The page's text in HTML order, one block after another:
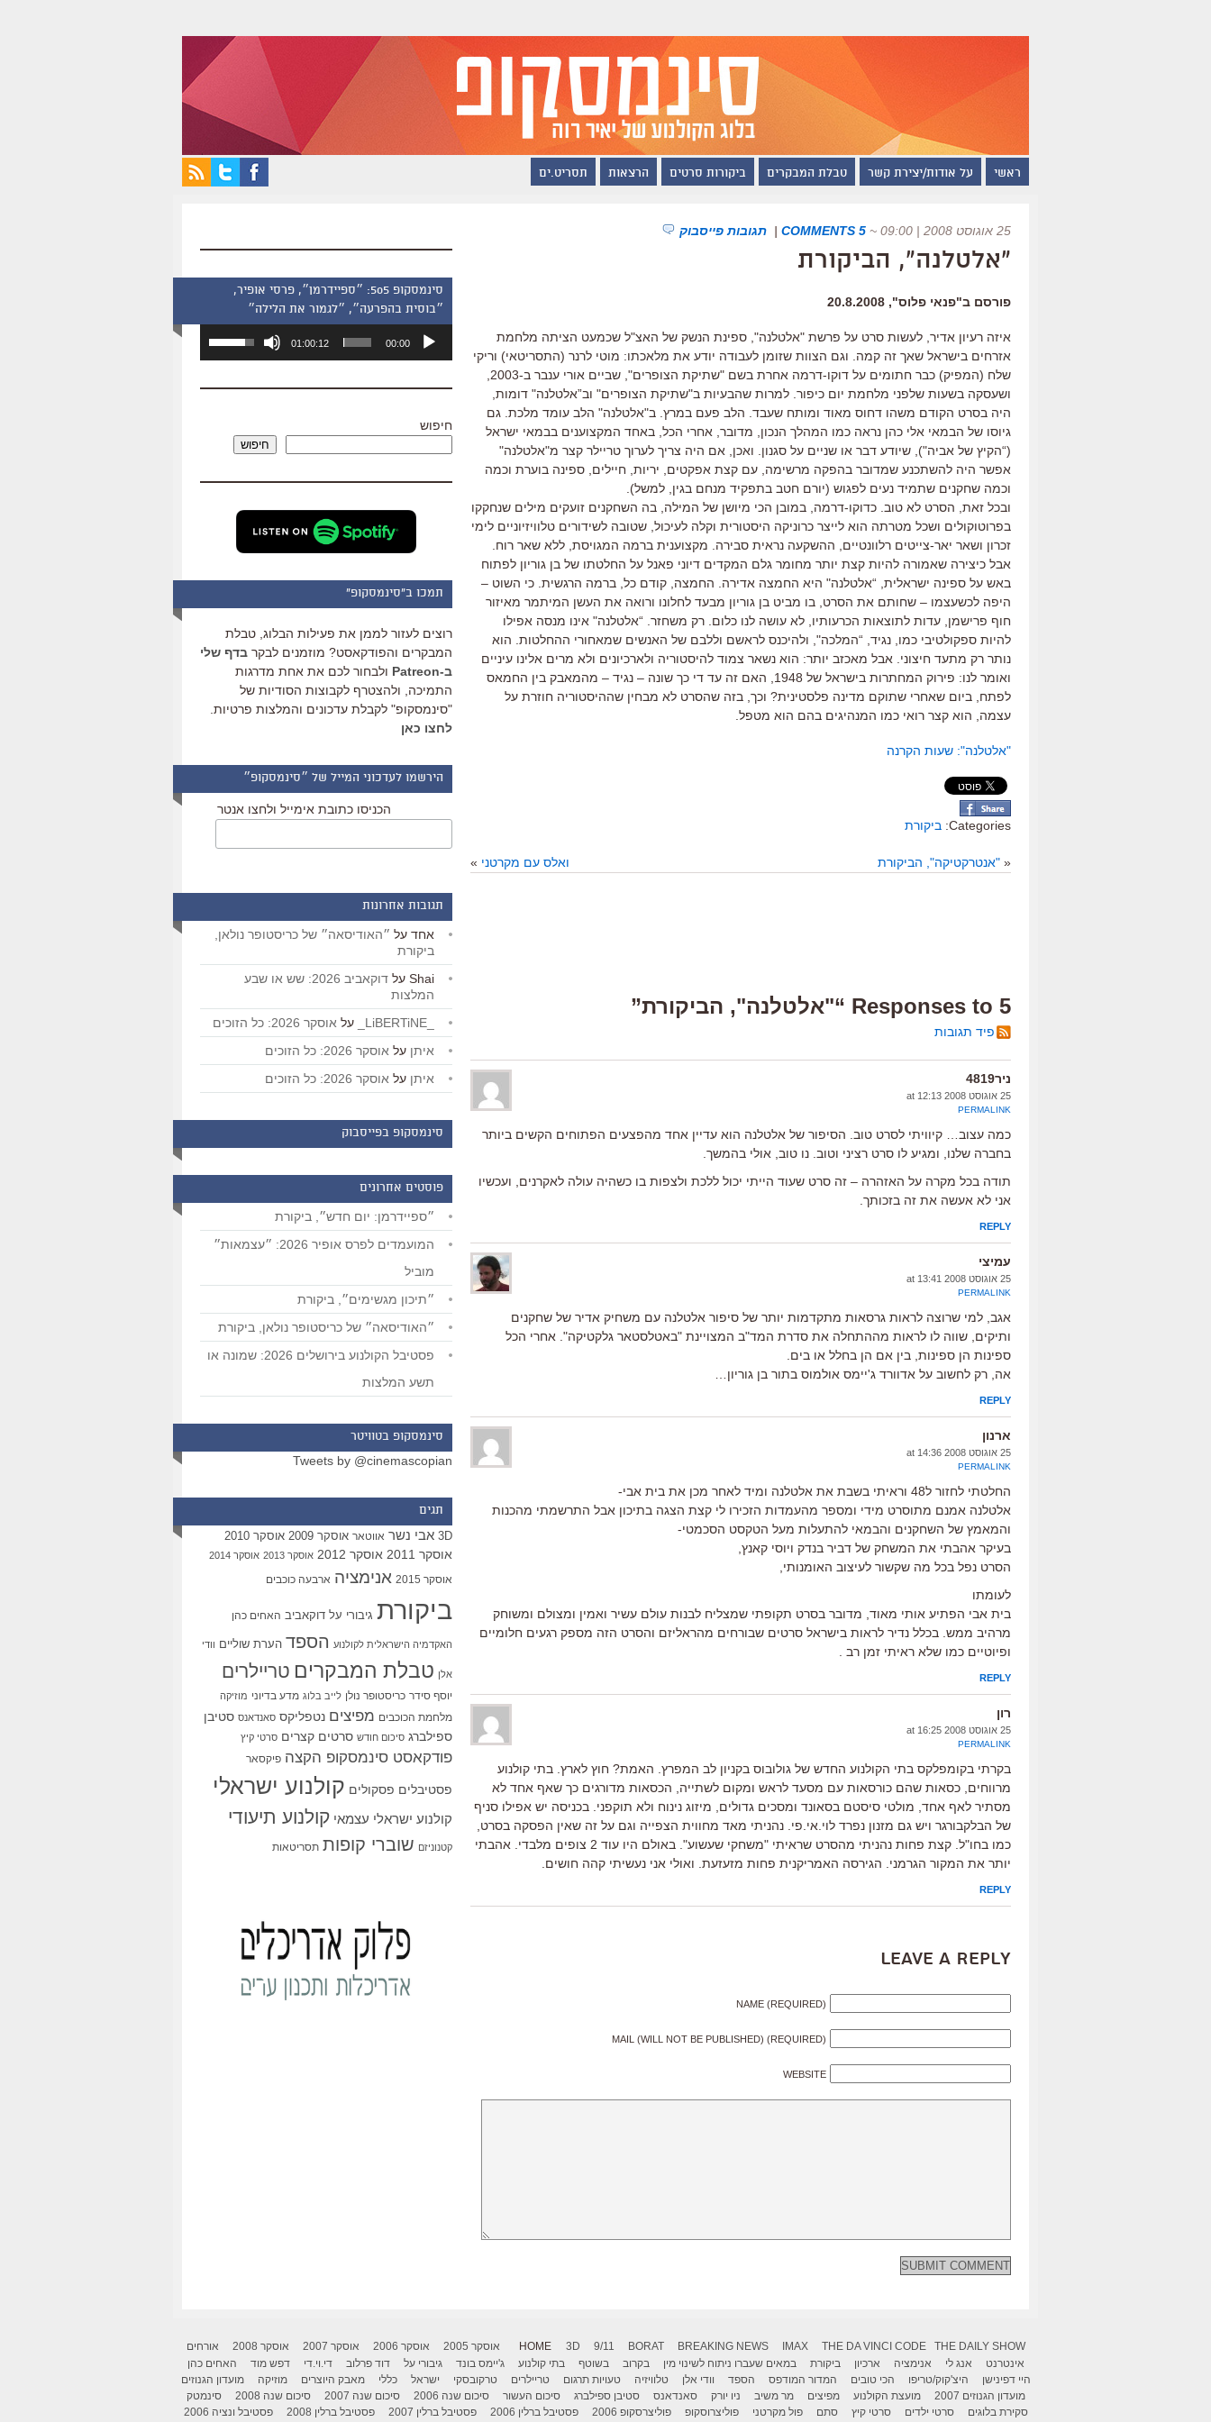
ראשי על אודות/יצירת קשר טבלת המבקרים ביקורות סרטים הרצאות תסריט.ים
25 אוגוסט 2008 | 09:00 ~
5 COMMENTS
| תגובות פייסבוק
"אלטלנה", הביקורת
פורסם ב"פנאי פלוס", 20.8.2008
איזה רעיון אדיר, לעשות סרט על פרשת "אלטלנה", ספינת הנשק של האצ"ל שכמעט הציתה מלחמת
אזרחים בישראל שאך זה קמה. וגם הצוות שזומן לעבודה יודע את מלאכתו: מוטי לרנר (התסריטאי) וריקי
ושעסקה בשעות שלפני מלחמת יום כיפור. למרות שהבעיות ב"שתיקת הצופרים" וב”אלטלנה" דומות,
היה בסרט הקודם משהו דחוס מאוד ומותח שעבד. הלב פעם במרץ. ב"אלטלנה" הלב עומד מלכת. גם
גיוסו של הבמאי אלי כהן נראה כמו המהלך הנכון, מדובר, אחרי הכל, באחד המקצוענים בבמאי ישראל
(“הקיץ של אביה"), שיודע דבר או שניים על סגנון. ואכן, אם היה צריך לערוך טריילר קצר מ"אלטלנה"
אפשר היה להשתכנע שמדובר בהפקה מרשימה, עם קצת אפקטים, יריות, חיילים, ספינה בוערת וכמה
וכמה שחקנים שתמיד נעים לפגוש (יורם חטב בתפקיד מנחם בגין, למשל).
ובכל זאת, הסרט לא טוב. כדוקו-דרמה, במובן הכי מיושן של המילה, בה השחקנים זועקים מילים שנחקקו
בפרוטוקולים ושכל מטרתה הוא לייצר כרוניקה היסטורית וקלה לעיכול, שטובה לשידורים טלוויזיוניים לימי
זכרון ושאר יאר-צייטים רלוונטיים, ההשקעה נראית סבירה. מקצוענית ברמה המגויסת, ללא שאר רוח.
אבל כיצירה שאמורה להיות קצת יותר מחומר גלם המקדים דיוני פאנל על החלטתו של בן גוריון לפתוח
באש על ספינה ישראלית, “אלטלנה" היא החמצה אדירה. החמצה, קודם כל, ברמה הרגשית. כי השוט –
היפה לכשעצמו – שחותם את הסרט, בו מביט בן גוריון מבעד לחלונו ורואה את העשן המיתמר מאיזור
חוף פרישמן, עדות לתוצאות הכרעותיו, לא עושה לנו כלום. רק משחזר. “אלטלנה" אינו מנסה אפילו
להיות ספקולטיבי כמו, נגיד, “המלכה", ולהיכנס לראשם וללבם של האנשים שמאחורי ההחלטות. הוא
נותר רק מתעד חיצוני. אבל מאכזב יותר: הוא נשאר צמוד להיסטוריה ולארכיונים ולא מרים אלינו עיניים
ואומר לנו: פירוק המחתרות בישראל של 1948, האם זה עד די כך שונה – נגיד – מהמאבק בין החמאס
לפתח, ביום שאחרי שתוקם מדינה פלסטינית? וכך, בזה שהסרט לא מבחין שההיסטוריה חוזרת על
עצמה, הוא קצר רואי כמו המנהיגים בהם הוא מטפל.
"אלטלנה": שעות הקרנה
Categories: ביקורת
« "אנטרקטיקה", הביקורת ואלס עם מקרטני »
5 Responses to “"אלטלנה", הביקורת”
פיד תגובות
ניר4819
25 אוגוסט 2008 at 12:13
PERMALINK
כמה עצוב… קיוויתי לסרט טוב. הסיפור של אלטלנה הוא עדיין אחד מהפצעים הפתוחים הקשים ביותר
בחברה שלנו, ומגיע לו סרט רציני וטוב. נו טוב, אולי בהמשך.
תודה בכל מקרה על האזהרה – זה סרט שעוד הייתי יכול ללכת ולצפות בו כשהיה עולה לאקרנים, ועכשיו
אני לא אעשה את זה בזכותך.
REPLY
עמיצי
25 אוגוסט 2008 at 13:41
PERMALINK
אגב, למי שרוצה לראות גרסאות מתקדמות יותר של סיפור אלטלנה עם משחיק אדיר של שחקנים
ותיקים, שווה לו לראות מההתחלה את סדרת המד"ב המצויינת "באטלסטאר גלקטיקה". אחרי הכל
ספינות הן ספינות, בין אם הן בחלל או בים.
אה, רק לחשוב על אדוורד ג'יימס אולמוס בתור בן גוריון…
REPLY
ארנון
25 אוגוסט 2008 at 14:36
PERMALINK
החלטתי לחזור ל48 וראיתי בשבת את אלטלנה ומיד לאחר מכן את בית אבי-
אלטלנה אמנם מתוסרט מידי ומספר מהעמדות הזכירו לי קצת הצגה בתיכון אבל התרשמתי מהכנות
והמאמץ של השחקנים והבמאי להתעלות מעל הטקסט הסכמטי-
בעיקר אהבתי את המשחק של דביר בנדק ויוסי קאנץ,
הסרט נפל בכל מה שקשור לעיצוב האומנותי,
לעומתו
בית אבי הפתיע אותי מאוד, מדובר בסרט תקופתי שמצליח לבנות עולם עשיר ואמין ומצולם ומשוחק
מרהיב ממש. בכלל נדיר לראות בישראל סרטים שבורחים מהראליזם והסרט הזה מספק רגעים חלומיים
ופיוטיים כמו שלא ראיתי זמן רב .
REPLY
רון
25 אוגוסט 2008 at 16:25
PERMALINK
בקרתי בקומפלקס בתי הקולנוע החדש של גולובוס בקניון לב המפרץ. האמת? חוץ לארץ. בתי קולנוע
מרווחים, כסאות שהם כורסאות עם מסעד לראש ומקום לשתייה, הכסאות מדורגים כך שאף אחד לא
מסתיר לאף אחד, מולטי סיסטם בסאונד ומסכים גדולים, מיזוג נינוח ולא תוקפני. בכניסה יש אפילו סניף
של הבלקבורגר ויש גם מזנון נפרד לוי.אי.פי. נהניתי מאד מחווית הצפייה וגם על זה שאין הפסקה בסרט,
כמו בחו"ל. קצת פחות נהניתי מהסרט שראיתי "משחקי שעשוע". באולם היו עוד 2 צופים מלבדי. אהבתי
יותר את המקור הגרמני. הגירסה האמריקנית פחות מזעזעת. ואולי אני נעשיתי קהה חושים.
REPLY
Leave a Reply
NAME (REQUIRED)
MAIL (WILL NOT BE PUBLISHED) (REQUIRED)
WEBSITE
סינמסקופ 505: ״ספיידרמן״, פרסי אופיר,
״בוסית בהפרעה״, ״לגמור את הלילה״
אודיו
00:00
01:00:12
השתמש
כדי
שמע.
חיפוש
חיפוש
תמכו ב"סינמסקופ"
רוצים לעזור לממן את פעילות הבלוג, טבלת
המבקרים והפודקאסט? מוזמנים לבקר בדף שלי
ב-Patreon
ולבחור לכם את אחת מדרגות
התמיכה, ולהצטרף לקבוצות הסודיות של
"סינמסקופ" לקבלת עדכונים והמלצות פרטיות.
לחצו כאן
הירשמו לעדכוני המייל של ״סינמסקופ״
הכניסו כתובת אימייל ולחצו אנטר
תגובות אחרונות
אחד על ״האודיסאה״ של כריסטופר נולאן,
ביקורת
Shai על
דוקאביב 2026: שש או שבע
המלצות
על אוסקר 2026: כל הזוכים
איתן על אוסקר 2026: כל הזוכים
איתן על אוסקר 2026: כל הזוכים
סינמסקופ בפייסבוק
פוסטים אחרונים
״ספיידרמן: יום חדש״, ביקורת
המועמדים לפרס אופיר 2026: ״עצמאות״
מוביל
״תיכון מגשימים״, ביקורת
״האודיסאה״ של כריסטופר נולאן, ביקורת
פסטיבל הקולנוע בירושלים 2026: שמונה או
תשע המלצות
סינמסקופ בטוויטר
Tweets by @cinemascopian
תגים
3D אבי נשר אווטאר אוסקר 2009 אוסקר 2010
אוסקר 2011 אוסקר 2012 אוסקר 2013 אוסקר 2014
אוסקר 2015 אנימציה ארבעה כוכבים
ביקורת גיבורי על דוקאביב האחים כהן
האקדמיה הישראלית לקולנוע הספד הערת שוליים וודי
אלן טבלת המבקרים טריילרים
יוסף סידר כריסטופר נולן לייב בלוג מדע בדיוני מוזיקה
מלחמת הכוכבים מפיצים נטפליקס סאנדאנס סטיבן
ספילברג סיכום חודש סרטים קצרים סרטי קיץ
פודקאסט סינמסקופ הקצה פיקסאר
פסטיבלים פסקולים קולנוע ישראלי
קולנוע ישראלי עצמאי קולנוע תיעודי
קטנוניזם שוברי קופות תסריטאות
HOME 3D 9/11 BORAT BREAKING NEWS IMAX THE DA VINCI CODE THE DAILY SHOW אוסקר 2005 אוסקר 2006 אוסקר 2007 אוסקר 2008
אורחים
אינטרנט
אנג לי אנימציה ארכיון ביקורת במאים שעברו ניתוח לשינוי מין בקרוב בשוטף בתי קולנוע ג'יימס בונד גיבורי על דוד פרלוב די.וי.די דפש מוד
האחים כהן
היי דפינישן
היצ'קוק/טריפו הכי טובים המדור המודפס הספד וודי אלן טלוויזיה טעויות תרגום טריילרים טרקובסקי ישראל כללי מאבק היוצרים מוזיקה
מועדון הגנוזים
מועדון הגנוזים 2007
מועצת הקולנוע מפיצים מר משיב ניו יורק סאנדאנס סטיבן ספילברג סיכום העשור סיכום שנה 2006 סיכום שנה 2007 סיכום שנה 2008
סינמטק
סקירת בלוגים
סרטי ילדים סרטי קיץ סתם פול מקרטני פוליצרוסקופ פוליצרסקופ 2006 פסטיבל ברלין 2006 פסטיבל ברלין 2007 פסטיבל ברלין 2008 פסטיבל ונציה 2006